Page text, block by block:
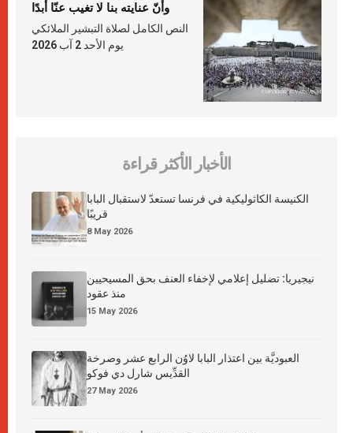
وأنّ عنايته بنا لا تغيب عنّا أبدًا
النص الكامل لصلاة التبشير الملائكي
يوم الأحد 2 آب 2026
الأخبار الأكثر قراءة
الكنيسة الكاثوليكية في فرنسا تستعدّ لاستقبال البابا
قريبًا
8 May 2026
نيجيريا: تضليل إعلامي لإخفاء العنف بحق المسيحيين
منذ عقود
15 May 2026
العبوديَّة بين اعتذار البابا لاوُن الرابع عشر وصرخة
القدِّيس شارل دي فوكو
27 May 2026